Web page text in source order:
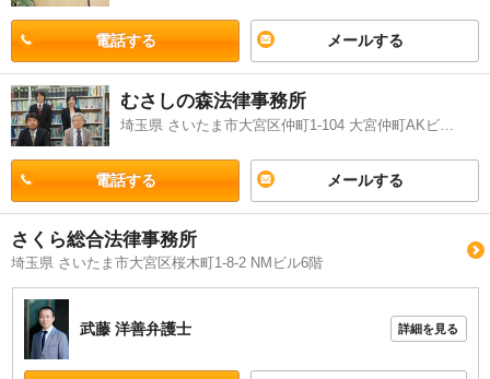
美里 神川 上里 寄居 宮代 杉戸 松伏
外国人で心配事がある方は営業時間や英語などの対応言語などの条件を
踏まえて、条件に沿う法律事務所に一度相談をしてみてはいかがでしょ
うか。
電話する メールする
むさしの森法律事務所
埼玉県 さいたま市大宮区仲町1-104 大宮仲町AKビル9階
電話する メールする
さくら総合法律事務所
埼玉県 さいたま市大宮区桜木町1-8-2 NMビル6階
武藤 洋善弁護士 詳細を見る